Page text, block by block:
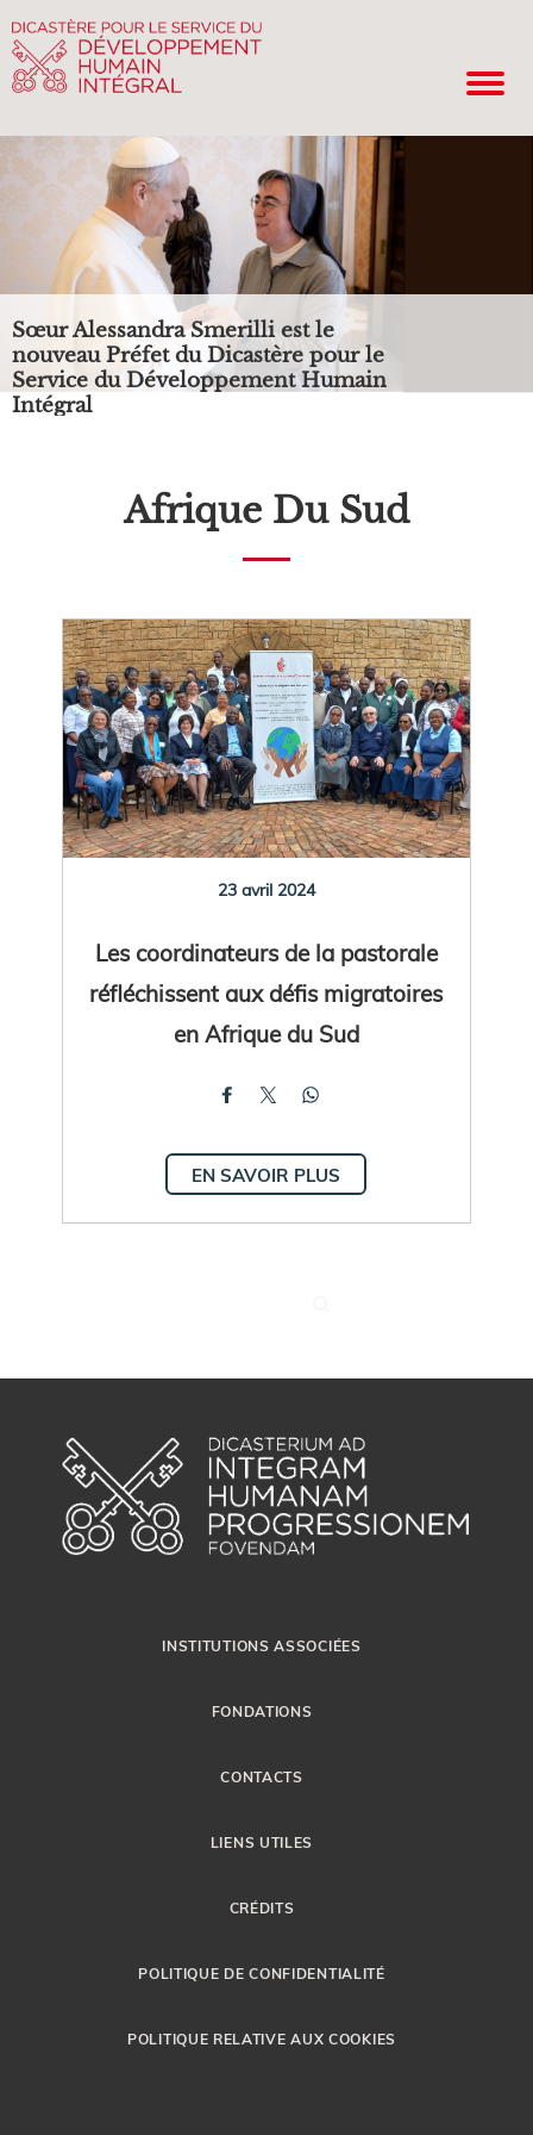
Sœur Alessandra Smerilli est le
nouveau Préfet du Dicastère pour le
Service du Développement Humain
Intégral
Afrique Du Sud
23 avril 2024
Les coordinateurs de la pastorale
réfléchissent aux défis migratoires
en Afrique du Sud
EN SAVOIR PLUS
INSTITUTIONS ASSOCIÉES
FONDATIONS
CONTACTS
LIENS UTILES
CRÉDITS
POLITIQUE DE CONFIDENTIALITÉ
POLITIQUE RELATIVE AUX COOKIES